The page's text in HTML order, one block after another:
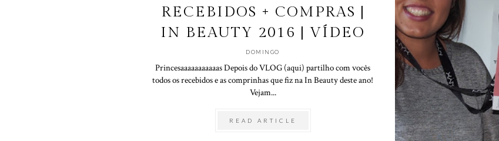
RECEBIDOS + COMPRAS |
IN BEAUTY 2016 | VÍDEO
DOMINGO
Princesaaaaaaaaaaas Depois do VLOG (aqui) partilho com vocês
todos os recebidos e as comprinhas que fiz na In Beauty deste ano!
Vejam...
READ ARTICLE